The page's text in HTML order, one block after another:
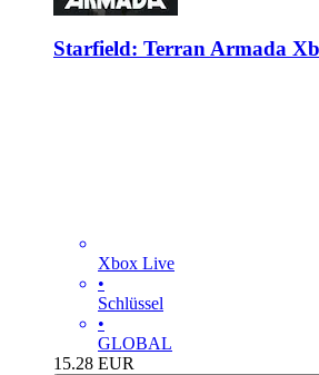
Starfield: Terran Armada
Xbox Live
•
Schlüssel
•
GLOBAL
15.28 EUR